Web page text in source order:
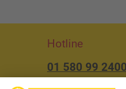
Hotline
01 580 99 2400
(ausgenommen